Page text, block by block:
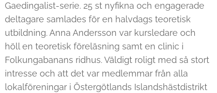
Gaedingalist-serie. 25 st nyfikna och engagerade
deltagare samlades för en halvdags teoretisk
utbildning. Anna Andersson var kursledare och
höll en teoretisk föreläsning samt en clinic i
Folkungabanans ridhus. Väldigt roligt med så stort
intresse och att det var medlemmar från alla
lokalföreningar i Östergötlands Islandshästdistrikt